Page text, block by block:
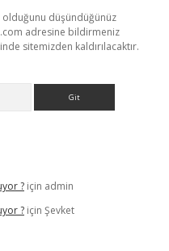
olduğunu düşündüğünüz
adresine bildirmeniz
sitemizden kaldırılacaktır.
? için admin
? için Şevket